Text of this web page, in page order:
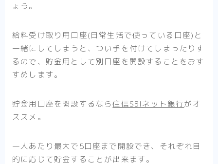
ょう。
給料受け取り用口座(日常生活で使っている口座)と
一緒にしてしまうと、つい手を付けてしまったりす
るので、貯金用として別口座を開設することをおす
すめします。
貯金用口座を開設するなら住信SBIネット銀行がオ
ススメ。
一人あたり最大で5口座まで開設でき、それぞれ目
的に応じて貯金することが出来ます。